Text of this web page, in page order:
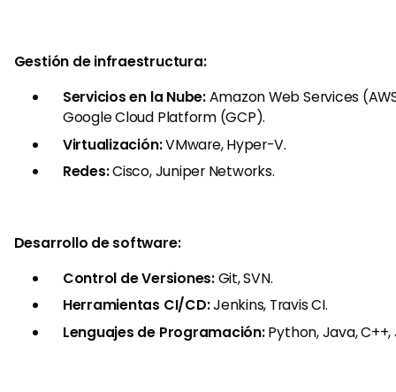
Gestión de infraestructura:
Servicios en la Nube:Amazon Web Services
Google Cloud Platform (GCP).
Virtualización:VMware, Hyper-V.
Redes:Cisco, Juniper Networks.
Desarrollo de software:
Control de Versiones:Git, SVN.
Herramientas CI/CD:Jenkins, Travis CI.
Lenguajes de Programación:Python, Java, C++,